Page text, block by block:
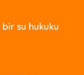
su hukuku